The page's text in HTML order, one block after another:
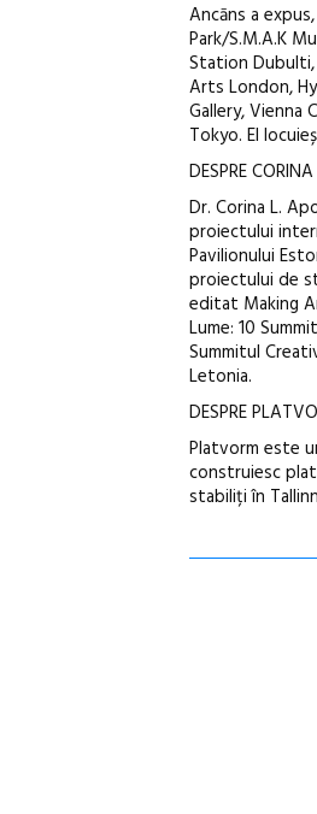
Ancāns a
Park/S.M.A.K
Station Dubulti,
Arts London,
Gallery, Vienna
Tokyo. El
DESPRE
Dr. Corina L.
proiectului
Pavilionului
proiectului de
editat Making
Lume: 10
Summitul
Letonia.
DESPRE
Platvorm este
construiesc
stabiliți în